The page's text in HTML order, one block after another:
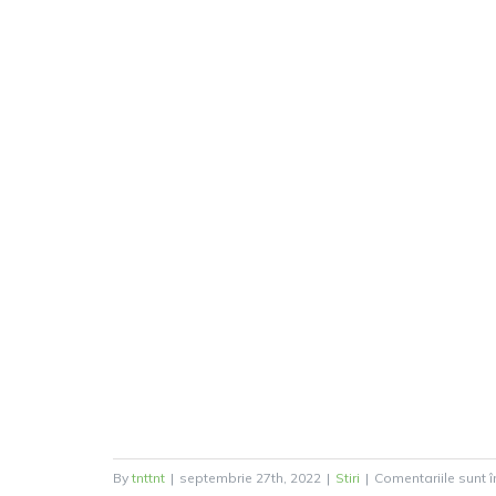
By tnttnt | septembrie 27th, 2022 | Stiri | Comentariile sunt